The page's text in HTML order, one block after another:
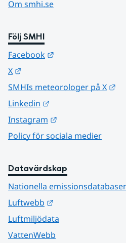
Om smhi.se
Följ SMHI
Facebook
X
SMHIs meteorologer på X
Linkedin
Instagram
Policy för sociala medier
Datavärdskap
Nationella
Luftwebb
Luftmiljödata
VattenWebb